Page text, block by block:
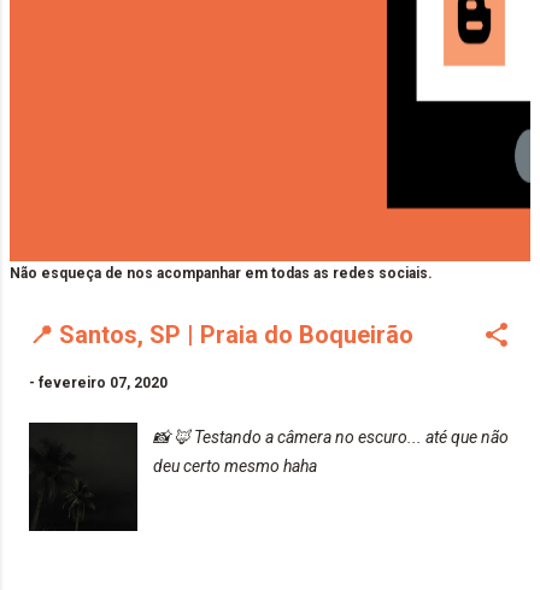
Não esqueça de nos acompanhar em todas as redes sociais.
📍 Santos, SP | Praia do Boqueirão
- fevereiro 07, 2020
📸 🦊 Testando a câmera no escuro... até que não
deu certo mesmo haha